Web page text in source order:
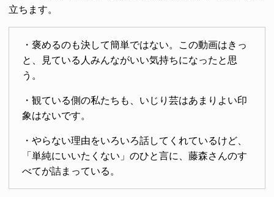
立ちます。
・褒めるのも決して簡単ではない。この動画はきっ
と、見ている人みんながいい気持ちになったと思
う。
・観ている側の私たちも、いじり芸はあまりよい印
象はないです。
・やらない理由をいろいろ話してくれているけど、
「単純にいいたくない」のひと言に、藤森さんのす
べてが詰まっている。